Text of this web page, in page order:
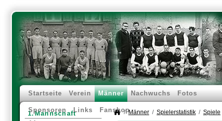
Startseite Verein Männer Nachwuchs Fotos
Sponsoren Links Fanshop
1.Mannschaft Männer Spielerstatistik Spiele